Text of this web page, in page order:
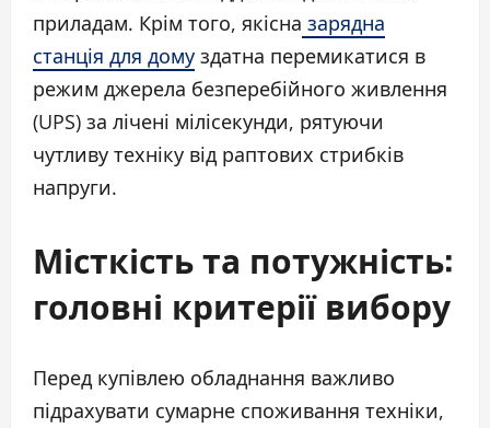
приладам. Крім того, якісна зарядна
станція для дому здатна перемикатися в
режим джерела безперебійного живлення
(UPS) за лічені мілісекунди, рятуючи
чутливу техніку від раптових стрибків
напруги.
Місткість та потужність:
головні критерії вибору
Перед купівлею обладнання важливо
підрахувати сумарне споживання техніки,